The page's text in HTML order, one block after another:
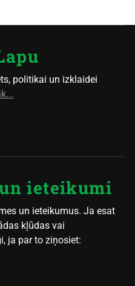
politikai un izklaidei
ieteikumi
un ieteikumus. Ja esat
kļūdas vai
ja par to ziņosiet: